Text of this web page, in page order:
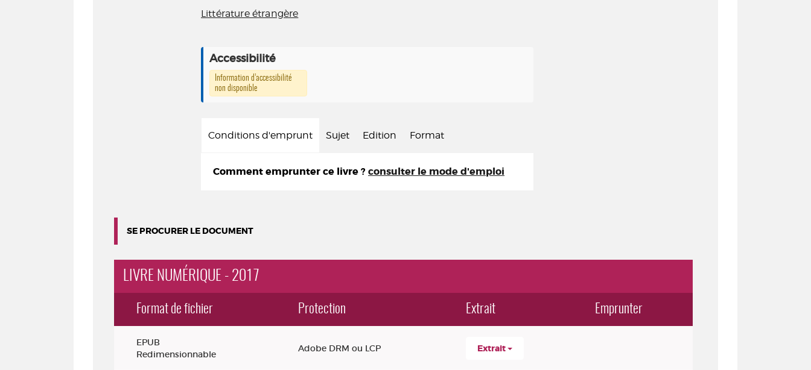
Littérature étrangère
Accessibilité
Information d’accessibilité
non disponible
Conditions d'emprunt Sujet Edition Format
Comment emprunter ce livre ? consulter le mode d'emploi
SE PROCURER LE DOCUMENT
LIVRE NUMÉRIQUE - 2017
Format de fichier Protection Extrait Emprunter
EPUB
Redimensionnable
Adobe DRM ou LCP Extrait